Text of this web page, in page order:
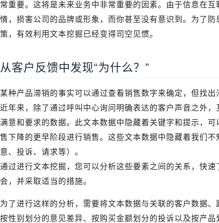
常重要。这将是未来业务中非常重要的因素。由于信息在
情，损害公司的品牌或形象，而你甚至没有意识到。为了
策，有效利用文本挖掘已经变得司空见惯。
从客户反馈中发现“为什么？”
某种产品滞销的事实可以通过查看销售数字来确定，但找
近年来，除了通过呼叫中心询问明确表达的客户声音之外
满意和要求的数据。此文本数据中隐藏着关键字和提示，
售下降的更早阶段进行销售。这些文本数据中隐藏着我们
意、投诉、请求等）。
通过进行文本挖掘，您可以分析这些要素之间的关系，快
会，并采取适当的措施。
为了进行这样的分析，需要将文本数据与关联的客户数据
按性别划分的意见差异、按购买金额划分的投诉以及按产